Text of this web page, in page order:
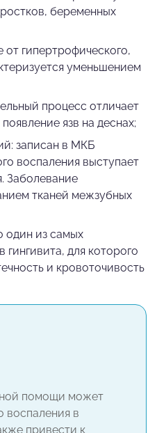
беременных
гипертрофического,
уменьшением
процесс отличает
язв на деснах;
записан в МКБ
воспаления выступает
Заболевание
тканей межзубных
один из самых
для которого
и кровоточивость
помощи может
воспаления в
привести к